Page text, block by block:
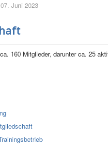
Juni 2023
160 Mitglieder, darunter ca. 25